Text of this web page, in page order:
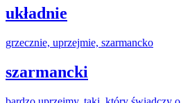
układnie
grzecznie, uprzejmie, szarmancko
szarmancki